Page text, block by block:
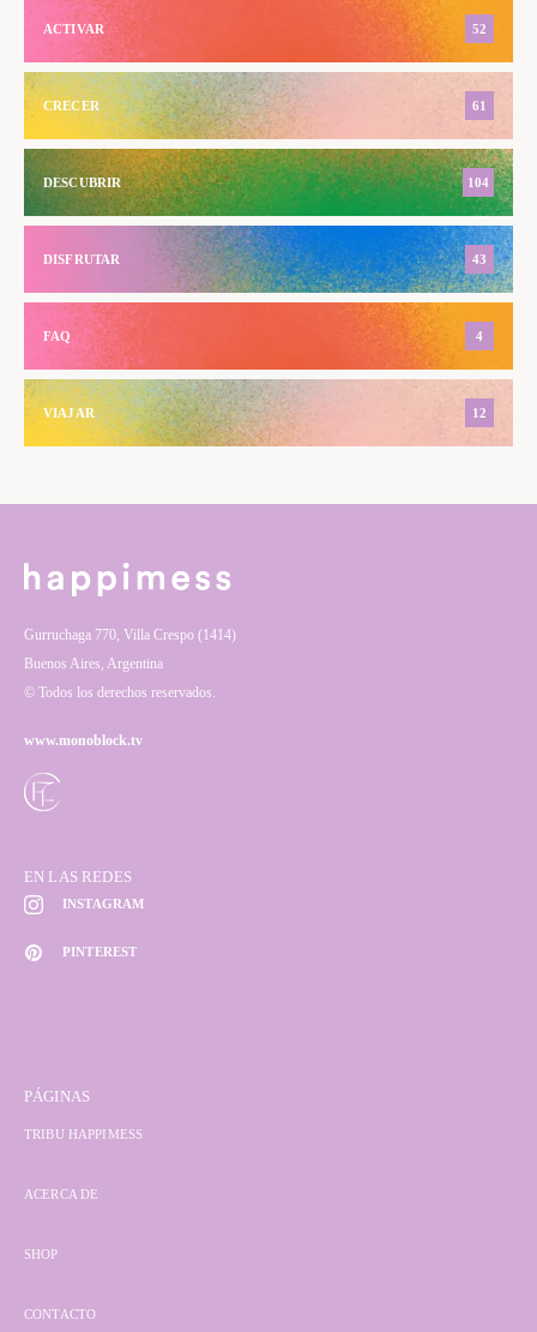
ACTIVAR 52
CRECER 61
DESCUBRIR 104
DISFRUTAR 43
FAQ 4
VIAJAR 12
Gurruchaga 770, Villa Crespo (1414)
Buenos Aires, Argentina
© Todos los derechos reservados.
www.monoblock.tv
EN LAS REDES
INSTAGRAM
PINTEREST
PÁGINAS
TRIBU HAPPIMESS
ACERCA DE
SHOP
CONTACTO